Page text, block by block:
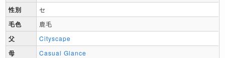
性別 セ
毛色 鹿毛
父 Cityscape
母 Casual Glance